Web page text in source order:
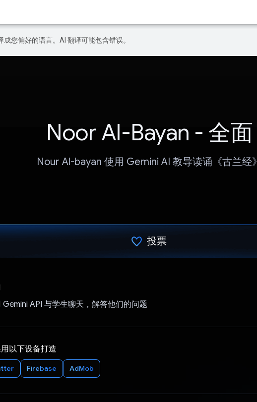
您偏好的语言。AI 翻译可能包含错误。
Noor Al-Bayan - 全面
Nour Al-bayan 使用 Gemini AI 教导读诵《古兰经》
投票
Gemini API 与学生聊天，解答他们的问题
以下设备打造
Firebase AdMob